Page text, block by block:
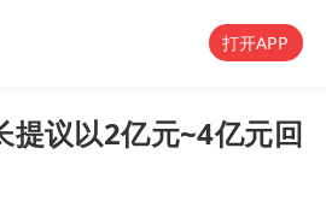
打开APP
提议以2亿元~4亿元回